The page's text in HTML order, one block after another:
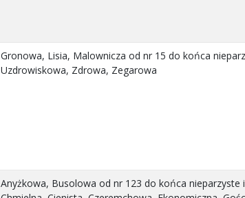
Gronowa, Lisia, Malownicza od nr 15 do końca
Uzdrowiskowa, Zdrowa, Zegarowa
Anyżkowa, Busolowa od nr 123 do końca nieparzyste